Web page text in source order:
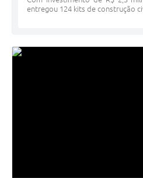
entregou 124 kits de construção